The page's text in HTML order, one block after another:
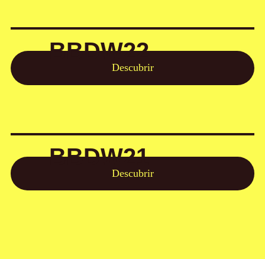
BBDW22
Descubrir
BBDW21
Descubrir